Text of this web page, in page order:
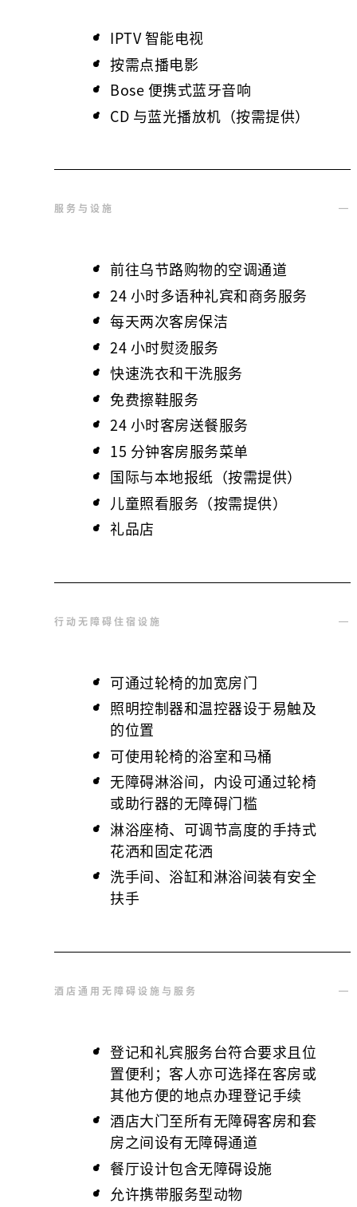
IPTV 智能电视
按需点播电影
Bose 便携式蓝牙音响
CD 与蓝光播放机（按需提供）
服务与设施
前往乌节路购物的空调通道
24 小时多语种礼宾和商务服务
每天两次客房保洁
24 小时熨烫服务
快速洗衣和干洗服务
免费擦鞋服务
24 小时客房送餐服务
15 分钟客房服务菜单
国际与本地报纸（按需提供）
儿童照看服务（按需提供）
礼品店
行动无障碍住宿设施
可通过轮椅的加宽房门
照明控制器和温控器设于易触及
的位置
可使用轮椅的浴室和马桶
无障碍淋浴间，内设可通过轮椅
或助行器的无障碍门槛
淋浴座椅、可调节高度的手持式
花洒和固定花洒
洗手间、浴缸和淋浴间装有安全
扶手
酒店通用无障碍设施与服务
登记和礼宾服务台符合要求且位
置便利；客人亦可选择在客房或
其他方便的地点办理登记手续
酒店大门至所有无障碍客房和套
房之间设有无障碍通道
餐厅设计包含无障碍设施
允许携带服务型动物